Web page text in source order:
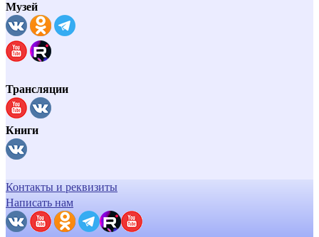
Музей
Трансляции
Книги
Контакты и реквизиты
Написать нам